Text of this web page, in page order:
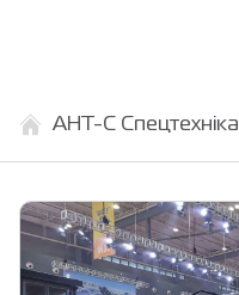
АНТ-С Спецтехніка